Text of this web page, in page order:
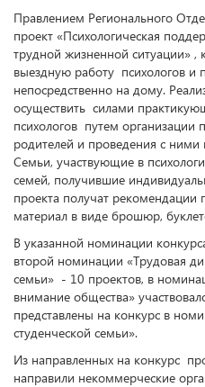
Правлением Регионального
проект «Психологическая
трудной жизненной ситуации» ,
выездную работу психологов и
непосредственно на дому.
осуществить силами
психологов путем организации
родителей и проведения с ними
Семьи, участвующие в
семей, получившие
проекта получат рекомендации
материал в виде брошюр,
В указанной номинации
второй номинации «Трудовая
семьи» - 10 проектов, в
внимание общества»
представлены на конкурс в
студенческой семьи».
Из направленных на конкурс
направили некоммерческие